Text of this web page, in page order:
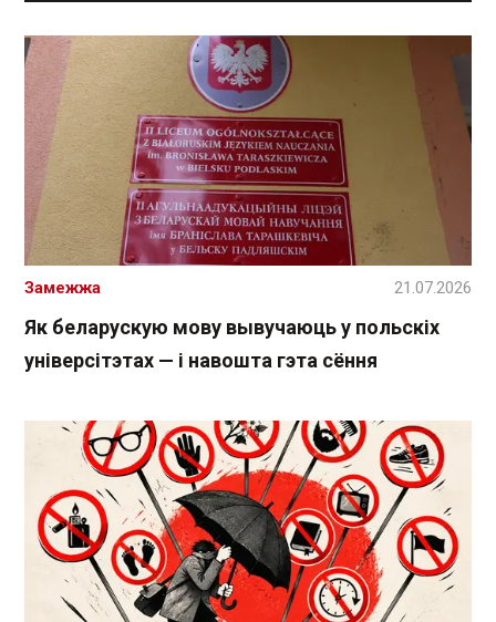
Як беларускую мову вывучаюць у польскіх
універсітэтах — і навошта гэта сёння
Замежжа 21.07.2026